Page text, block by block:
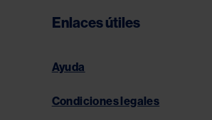
Enlaces útiles
Ayuda
Condiciones legales